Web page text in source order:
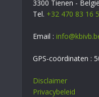
3300 Tienen - België
Tel. +32 470 83 16
Email :
GPS-coördinaten :
Disclaimer
Privacybeleid